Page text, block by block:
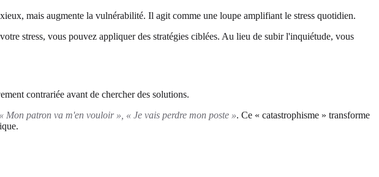
mais augmente la vulnérabilité. Il agit comme une loupe amplifiant le stress quotidien.
stress, vous pouvez appliquer des stratégies ciblées. Au lieu de subir l'inquiétude, vous
contrariée avant de chercher des solutions.
Mon patron va m'en vouloir », « Je vais perdre mon poste ». Ce « catastrophisme » transforme